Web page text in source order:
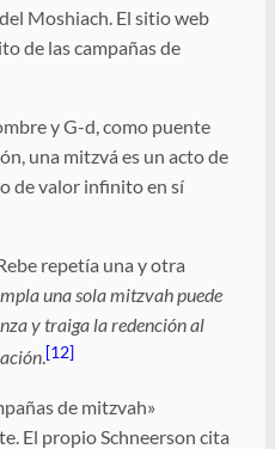
Moshiach. El sitio web
de las campañas de
y G-d, como puente
una mitzvá es un acto de
de valor infinito en sí
repetía una y otra
una sola mitzvah puede
y traiga la redención al
.[12]
de mitzvah»
El propio Schneerson cita